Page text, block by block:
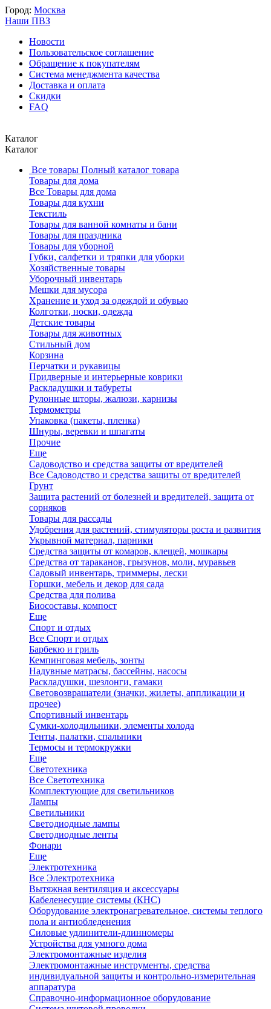
Город: Москва
Наши ПВЗ
Новости
Пользовательское соглашение
Обращение к покупателям
Система менеджмента качества
Доставка и оплата
Скидки
FAQ
Каталог
Каталог
Все товары Полный каталог товара
Товары для дома
Все Товары для дома
Товары для кухни
Текстиль
Товары для ванной комнаты и бани
Товары для праздника
Товары для уборной
Губки, салфетки и тряпки для уборки
Хозяйственные товары
Уборочный инвентарь
Мешки для мусора
Хранение и уход за одеждой и обувью
Колготки, носки, одежда
Детские товары
Товары для животных
Стильный дом
Корзина
Перчатки и рукавицы
Придверные и интерьерные коврики
Раскладушки и табуреты
Рулонные шторы, жалюзи, карнизы
Термометры
Упаковка (пакеты, пленка)
Шнуры, веревки и шпагаты
Прочие
Еще
Садоводство и средства защиты от вредителей
Все Садоводство и средства защиты от вредителей
Грунт
Защита растений от болезней и вредителей, защита от
сорняков
Товары для рассады
Удобрения для растений, стимуляторы роста и развития
Укрывной материал, парники
Средства защиты от комаров, клещей, мошкары
Средства от тараканов, грызунов, моли, муравьев
Садовый инвентарь, триммеры, лески
Горшки, мебель и декор для сада
Средства для полива
Биосоставы, компост
Еще
Спорт и отдых
Все Спорт и отдых
Барбекю и гриль
Кемпинговая мебель, зонты
Надувные матрасы, бассейны, насосы
Раскладушки, шезлонги, гамаки
Световозвращатели (значки, жилеты, аппликации и
прочее)
Спортивный инвентарь
Сумки-холодильники, элементы холода
Тенты, палатки, спальники
Термосы и термокружки
Еще
Светотехника
Все Светотехника
Комплектующие для светильников
Лампы
Светильники
Светодиодные лампы
Светодиодные ленты
Фонари
Еще
Электротехника
Все Электротехника
Вытяжная вентиляция и аксессуары
Кабеленесущие системы (КНС)
Оборудование электронагревательное, системы теплого
пола и антиобледенения
Силовые удлинители-длинномеры
Устройства для умного дома
Электромонтажные изделия
Электромонтажные инструменты, средства
индивидуальной защиты и контрольно-измерительная
аппаратура
Справочно-информационное оборудование